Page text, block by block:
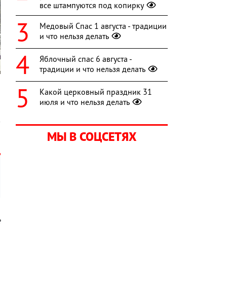
все штампуются под копирку
Медовый Спас 1 августа - традиции
и что нельзя делать
Яблочный спас 6 августа -
традиции и что нельзя делать
Какой церковный праздник 31
июля и что нельзя делать
МЫ В СОЦСЕТЯХ